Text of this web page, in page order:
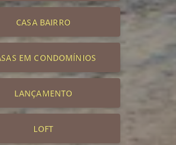
CASA BAIRRO
EM CONDOMÍNIOS
LANÇAMENTO
LOFT